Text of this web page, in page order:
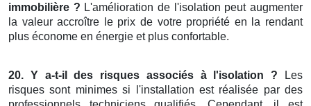
immobilière ? L'amélioration de l'isolation peut augmenter
la valeur accroître le prix de votre propriété en la rendant
plus économe en énergie et plus confortable.
20. Y a-t-il des risques associés à l'isolation ? Les
risques sont minimes si l'installation est réalisée par des